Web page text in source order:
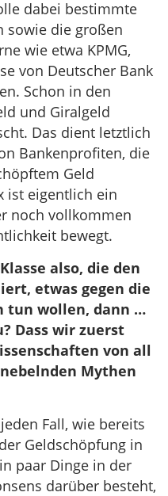
dabei bestimmte
sowie die großen
wie etwa KPMG,
von Deutscher Bank
Schon in den
und Giralgeld
Das dient letztlich
Bankenprofiten, die
Geld
ist eigentlich ein
noch vollkommen
bewegt.
also, die den
etwas gegen die
tun wollen, dann …
Dass wir zuerst
von all
Mythen
Fall, wie bereits
Geldschöpfung in
paar Dinge in der
darüber besteht,